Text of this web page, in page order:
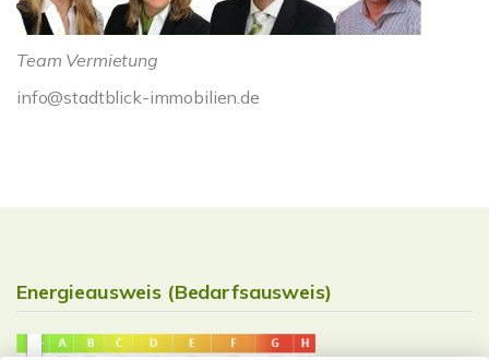
Team Vermietung
info@stadtblick-immobilien.de
Energieausweis (Bedarfsausweis)